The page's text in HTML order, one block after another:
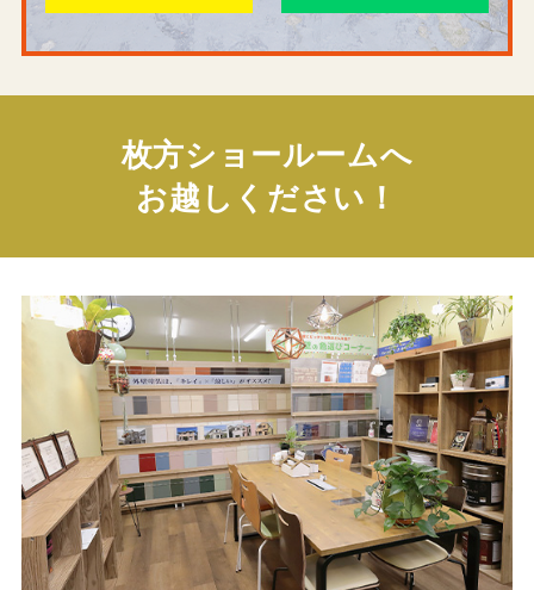
枚方ショールームへ
お越しください！